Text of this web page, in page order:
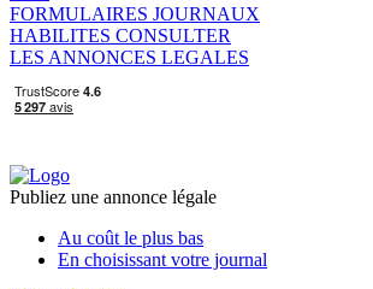
FORMULAIRES JOURNAUX
HABILITES CONSULTER
LES ANNONCES LEGALES
Publiez une annonce légale
Au coût le plus bas
En choisissant votre journal